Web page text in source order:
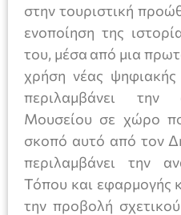
στην τουριστική
ενοποίηση της
του, μέσα από μια
χρήση νέας
περιλαμβάνει την
Μουσείου σε χώρο
σκοπό αυτό από τον
περιλαμβάνει την
Τόπου και εφαρμογής
την προβολή